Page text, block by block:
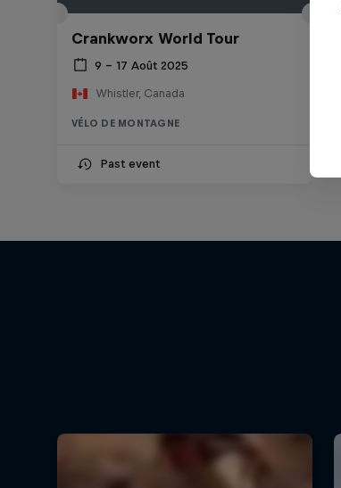
Crankworx World Tour
9 – 17 Août 2025
Whistler, Canada
VÉLO DE MONTAGNE
Past event